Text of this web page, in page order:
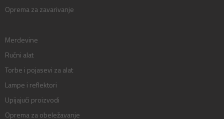
Oprema za zavarivanje
Merdevine
Ručni alat
Torbe i pojasevi za alat
Lampe i reflektori
Upijajući proizvodi
Oprema za obeležavanje